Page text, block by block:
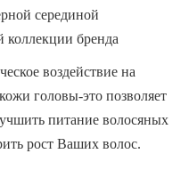
серединой
бренда
воздействие на
головы-это позволяет
питание волосяных
рост Ваших волос.